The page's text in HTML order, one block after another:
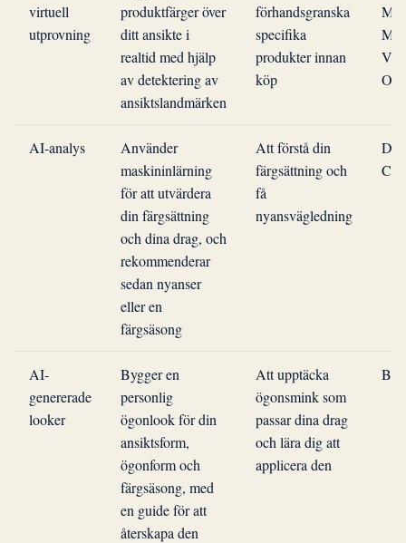
virtuell
utprovning
produktfärger över
ditt ansikte i
realtid med hjälp
av detektering av
ansiktslandmärken
förhandsgranska
specifika
produkter innan
köp
AI-analys
Använder
maskininlärning
för att utvärdera
din färgsättning
och dina drag, och
rekommenderar
sedan nyanser
eller en
färgsäsong
Att förstå din
färgsättning och
få
nyansvägledning
AI-
genererade
looker
Bygger en
personlig
ögonlook för din
ansiktsform,
ögonform och
färgsäsong, med
en guide för att
återskapa den
Att upptäcka
ögonsmink som
passar dina drag
och lära dig att
applicera den